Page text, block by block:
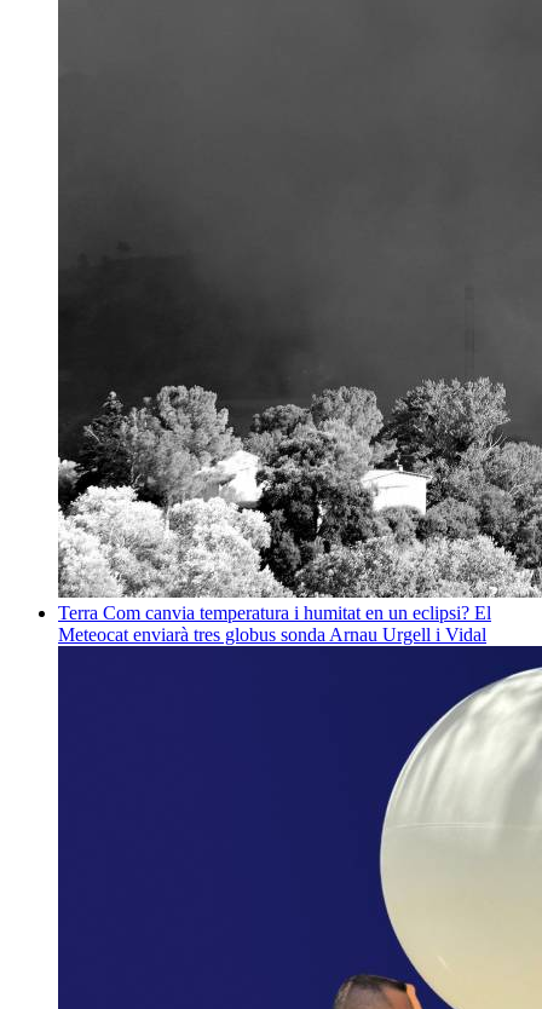
Terra Com canvia temperatura i humitat en un eclipsi? El
Meteocat enviarà tres globus sonda Arnau Urgell i Vidal